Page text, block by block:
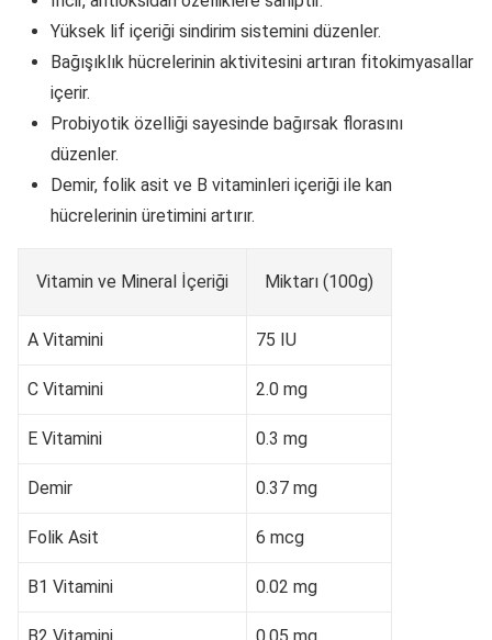
Yüksek lif içeriği sindirim sistemini düzenler.
Bağışıklık hücrelerinin aktivitesini artıran fitokimyasallar
içerir.
Probiyotik özelliği sayesinde bağırsak florasını
düzenler.
Demir, folik asit ve B vitaminleri içeriği ile kan
hücrelerinin üretimini artırır.
Vitamin ve Mineral İçeriği Miktarı (100g)
A Vitamini 75 IU
C Vitamini 2.0 mg
E Vitamini 0.3 mg
Demir 0.37 mg
Folik Asit 6 mcg
B1 Vitamini 0.02 mg